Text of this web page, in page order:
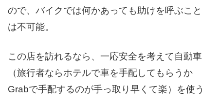
ので、バイクでは何かあっても助けを呼ぶこと
は不可能。
この店を訪れるなら、一応安全を考えて自動車
（旅行者ならホテルで車を手配してもらうか
Grabで手配するのが手っ取り早くて楽）を使う